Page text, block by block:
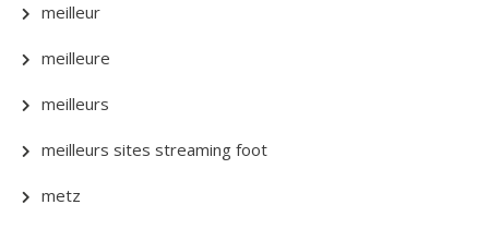
meilleur
meilleure
meilleurs
meilleurs sites streaming foot
metz